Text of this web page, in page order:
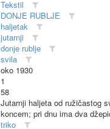
Tekstil
DONJE RUBLJE
haljetak
jutarnji
donje rublje
svila
oko 1930
1
58
Jutarnji haljeta od ružičastog
koncem; pri dnu ima dva
triko